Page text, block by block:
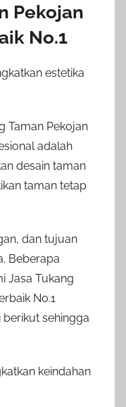
Pekojan
No.1
estetika
Taman Pekojan
adalah
desain taman
taman tetap
dan tujuan
Beberapa
Jasa Tukang
No.1
sehingga
keindahan